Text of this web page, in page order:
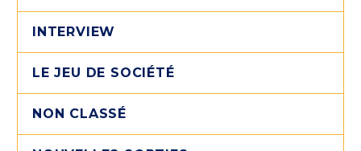
INTERVIEW
LE JEU DE SOCIÉTÉ
NON CLASSÉ